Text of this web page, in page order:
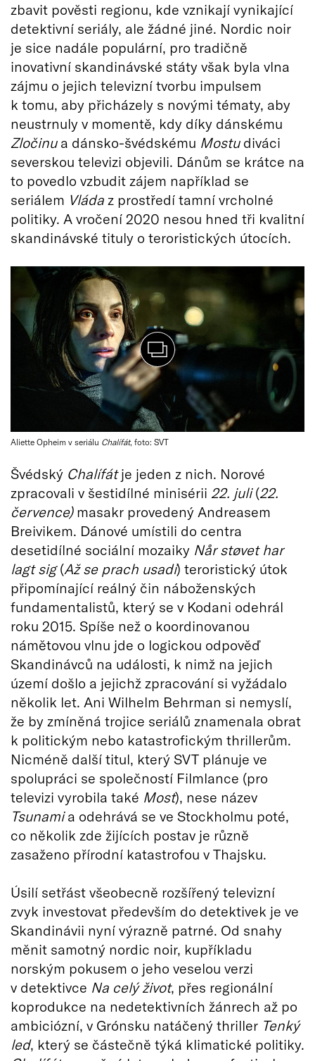
zbavit pověsti regionu, kde vznikají vynikající
detektivní seriály, ale žádné jiné. Nordic noir
je sice nadále populární, pro tradičně
inovativní skandinávské státy však byla vlna
zájmu o jejich televizní tvorbu impulsem
k tomu, aby přicházely s novými tématy, aby
neustrnuly v momentě, kdy díky dánskému
Zločinua dánsko-švédskému Mostudiváci
severskou televizi objevili. Dánům se krátce na
to povedlo vzbudit zájem například se
seriálem Vláda z prostředí tamní vrcholné
politiky. A vročení 2020 nesou hned tři kvalitní
skandinávské tituly o teroristických útocích.
Aliette Opheim v seriálu Chalífát, foto: SVT
Švédský Chalífátje jeden z nich. Norové
zpracovali v šestidílné minisérii 22. juli(22.
července)masakr provedený Andreasem
Breivikem. Dánové umístili do centra
desetidílné sociální mozaiky Når støvet har
lagt sig(Až se prach usadí) teroristický útok
připomínající reálný čin náboženských
fundamentalistů, který se v Kodani odehrál
roku 2015. Spíše než o koordinovanou
námětovou vlnu jde o logickou odpověď
Skandinávců na události, k nimž na jejich
území došlo a jejichž zpracování si vyžádalo
několik let. Ani Wilhelm Behrman si nemyslí,
že by zmíněná trojice seriálů znamenala obrat
k politickým nebo katastrofickým thrillerům.
Nicméně další titul, který SVT plánuje ve
spolupráci se společností Filmlance (pro
televizi vyrobila také Most), nese název
Tsunamia odehrává se ve Stockholmu poté,
co několik zde žijících postav je různě
zasaženo přírodní katastrofou v Thajsku.
Úsilí setřást všeobecně rozšířený televizní
zvyk investovat především do detektivek je ve
Skandinávii nyní výrazně patrné. Od snahy
měnit samotný nordic noir, kupříkladu
norským pokusem o jeho veselou verzi
v detektivce Na celý život, přes regionální
koprodukce na nedetektivních žánrech až po
ambiciózní, v Grónsku natáčený thriller Tenký
led, který se částečně týká klimatické politiky.